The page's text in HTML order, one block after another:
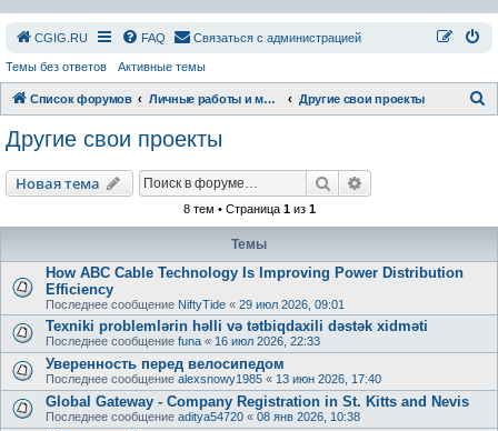
СGIG.RU FAQ Связаться с администрацией
Темы без ответов Активные темы
Список форумов Личные работы и модификации Другие свои проекты
Другие свои проекты
Новая тема Поиск
8 тем • Страница 1из 1
Темы
How ABC Cable Technology Is Improving Power Distribution
Efficiency
Последнее сообщение NiftyTide « 29 июл 2026, 09:01
Texniki problemlərin həlli və tətbiqdaxili dəstək xidməti
Последнее сообщение funa « 16 июл 2026, 22:33
Уверенность перед велосипедом
Последнее сообщение alexsnowy1985 « 13 июн 2026, 17:40
Global Gateway - Company Registration in St. Kitts and Nevis
Последнее сообщение aditya54720 « 08 янв 2026, 10:38